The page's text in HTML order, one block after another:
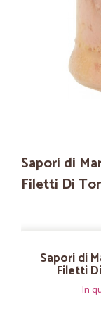
Sapori di
Filetti Di
Sapori di
Filetti
In